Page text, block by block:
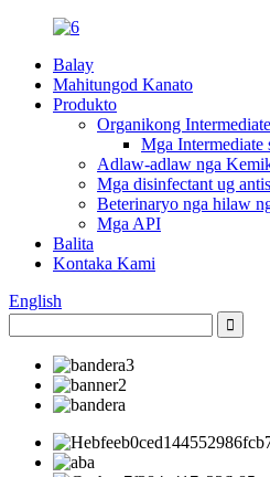
Balay
Mahitungod Kanato
Produkto
Organikong Intermediate
Mga Intermediate
Adlaw-adlaw nga
Mga disinfectant ug
Beterinaryo nga hilaw
Mga API
Balita
Kontaka Kami
English